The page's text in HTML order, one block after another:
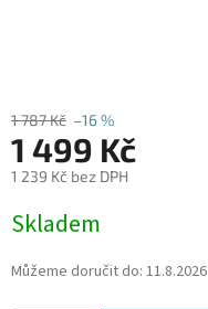
1 787 Kč –16 %
1 499 Kč
1 239 Kč bez DPH
cena:
Skladem
Můžeme doručit do: 11.8.2026